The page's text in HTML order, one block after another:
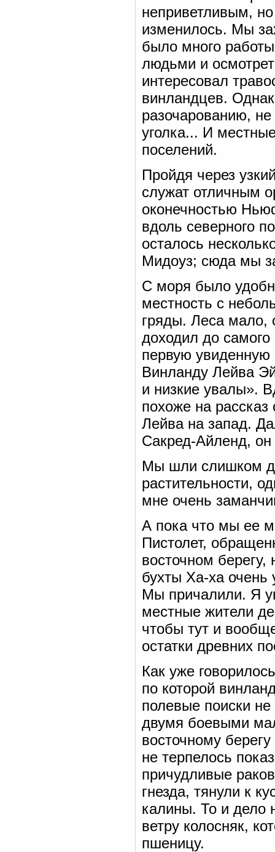
неприветливым,
изменилось. Мы
было много
людьми и
интересовал
винландцев.
разочарованию,
уголка... И
поселений.
Пройдя через
служат отличным
оконечностью
вдоль северного
осталось
Мидоуз; сюда мы
С моря было
местность с
гряды. Леса мало,
доходил до
первую
Винланду Лейва
и низкие увалы».
похоже на
Лейва на запад.
Сакред-Айленд,
Мы шли слишком
растительности,
мне очень
А пока что мы ее
Пистолет,
восточном
бухты Ха-ха очень
Мы причалили. Я
местные жители
чтобы тут и
остатки древних
Как уже
по которой
полевые поиски
двумя боевыми
восточному
не терпелось
причудливые
гнезда, тянули к
калины. То и дело
ветру колосняк,
пшеницу.